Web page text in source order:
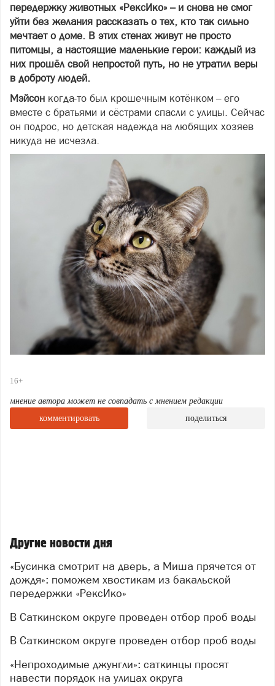
передержку животных «РексИко» – и снова не смог
уйти без желания рассказать о тех, кто так сильно
мечтает о доме. В этих стенах живут не просто
питомцы, а настоящие маленькие герои: каждый из
них прошёл свой непростой путь, но не утратил веры
в доброту людей.
Мэйсон когда‑то был крошечным котёнком – его
вместе с братьями и сёстрами спасли с улицы. Сейчас
он подрос, но детская надежда на любящих хозяев
никуда не исчезла.
Рядом с ним –Бусинка: каждый день она неотрывно
смотрит на дверь. В этом взгляде – столько
16+
мнение автора может не совпадать с мнением редакции
комментировать
поделиться
Другие новости дня
«Бусинка смотрит на дверь, а Миша прячется от
дождя»: поможем хвостикам из бакальской
передержки «РексИко»
В Саткинском округе проведен отбор проб воды
В Саткинском округе проведен отбор проб воды
«Непроходимые джунгли»: саткинцы просят
навести порядок на улицах округа